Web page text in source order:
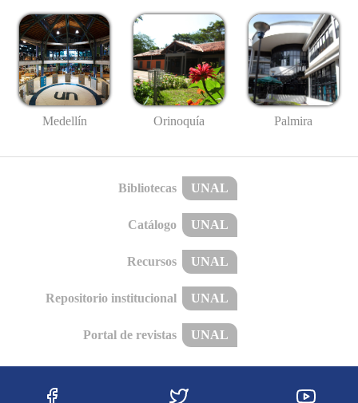
Medellín Orinoquía Palmira
Bibliotecas UNAL
Catálogo UNAL
Recursos UNAL
Repositorio institucional UNAL
Portal de revistas UNAL